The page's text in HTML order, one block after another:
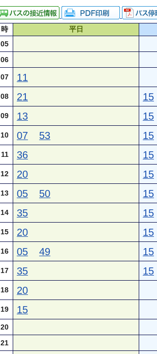
時 平日
05
06
07 11
08 21 15
09 13 15
10 07 53 15
11 36 15
12 20 15
13 05 50 15
14 35 15
15 20 15
16 05 49 15
17 35 15
18 20
19 15
20
21